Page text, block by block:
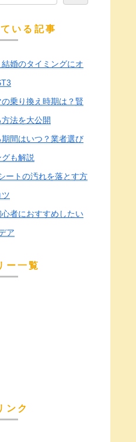
いる記事
結婚のタイミングにオ
乗り換え時期は？賢
法を大公開
間はいつ？業者選び
も解説
ートの汚れを落とす方
心者におすすめしたい
ア
ー一覧
ンク